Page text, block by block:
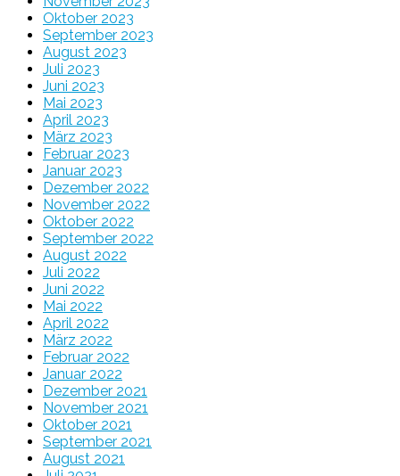
Oktober 2023
September 2023
August 2023
Juli 2023
Juni 2023
Mai 2023
April 2023
März 2023
Februar 2023
Januar 2023
Dezember 2022
November 2022
Oktober 2022
September 2022
August 2022
Juli 2022
Juni 2022
Mai 2022
April 2022
März 2022
Februar 2022
Januar 2022
Dezember 2021
November 2021
Oktober 2021
September 2021
August 2021